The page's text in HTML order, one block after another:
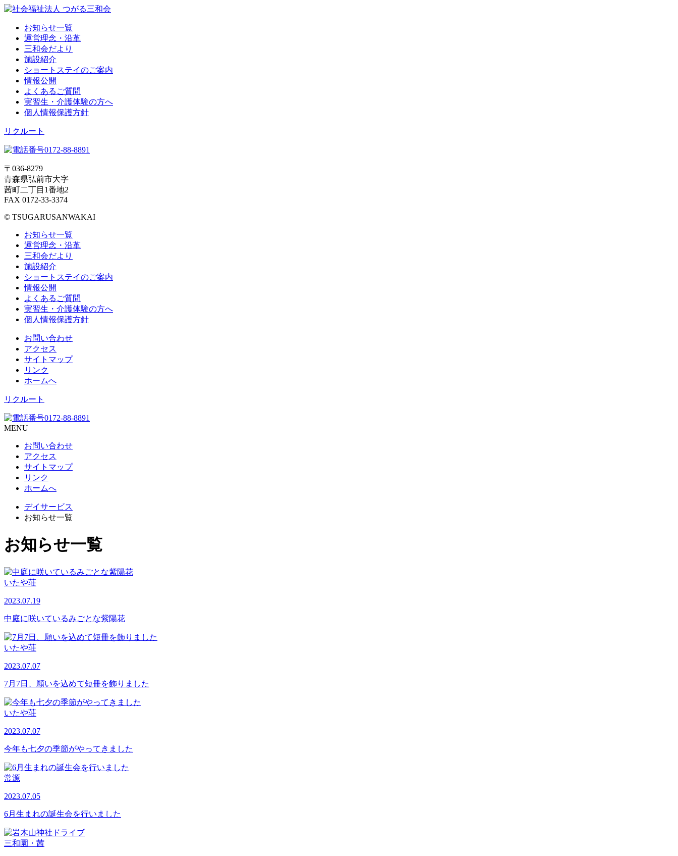
お知らせ一覧
運営理念・沿革
三和会だより
施設紹介
ショートステイのご案内
情報公開
よくあるご質問
実習生・介護体験の方へ
個人情報保護方針
リクルート
〒036-8279
青森県弘前市大字
茜町二丁目1番地2
FAX 0172-33-3374
© TSUGARUSANWAKAI
お知らせ一覧
運営理念・沿革
三和会だより
施設紹介
ショートステイのご案内
情報公開
よくあるご質問
実習生・介護体験の方へ
個人情報保護方針
お問い合わせ
アクセス
サイトマップ
リンク
ホームへ
リクルート
MENU
お問い合わせ
アクセス
サイトマップ
リンク
ホームへ
デイサービス
お知らせ一覧
お知らせ一覧
いたや荘
2023.07.19
中庭に咲いているみごとな紫陽花
いたや荘
2023.07.07
7月7日、願いを込めて短冊を飾りました
いたや荘
2023.07.07
今年も七夕の季節がやってきました
常源
2023.07.05
6月生まれの誕生会を行いました
三和園・茜